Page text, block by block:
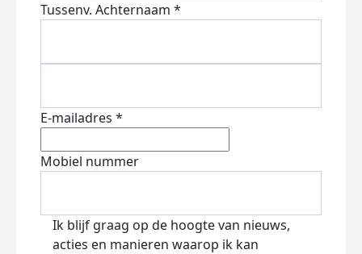
Tussenv. Achternaam *
E-mailadres *
Mobiel nummer
Ik blijf graag op de hoogte van nieuws,
acties en manieren waarop ik kan